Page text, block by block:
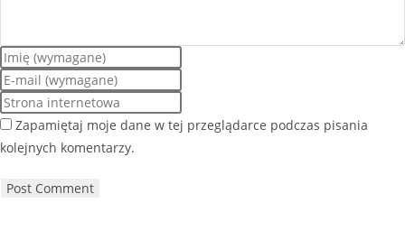
Zapamiętaj moje dane w tej przeglądarce podczas pisania
kolejnych komentarzy.